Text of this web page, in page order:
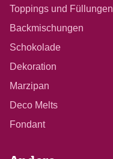
Toppings und Füllungen
Backmischungen
Schokolade
Dekoration
Marzipan
Deco Melts
Fondant